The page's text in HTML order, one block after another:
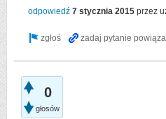
odpowiedź 7 stycznia 2015 przez
0
głosów